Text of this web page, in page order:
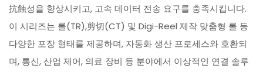
抗蝕성을 향상시키고, 고속 데이터 전송 요구를 충족시킵니다.
이 시리즈는 롤(TR),剪切(CT) 및 Digi-Reel 제작 맞춤형 롤 등
다양한 포장 형태를 제공하며, 자동화 생산 프로세스와 호환되
며, 통신, 산업 제어, 의료 장비 등 분야에서 이상적인 연결 솔루